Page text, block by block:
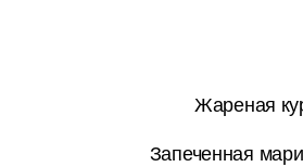
Жареная
Запеченная